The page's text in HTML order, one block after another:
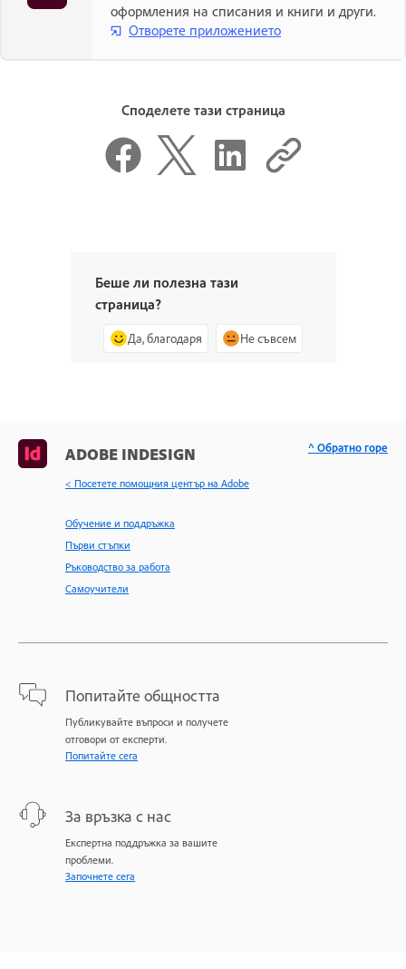
оформления на списания и книги и други.
Отворете приложението
Споделете тази страница
Беше ли полезна тази
страница?
Да, благодаря Не съвсем
ADOBE INDESIGN
< Посетете помощния център на Adobe
Обучение и поддръжка
Първи стъпки
Ръководство за работа
Самоучители
Попитайте общността
Публикувайте въпроси и получете
отговори от експерти.
Попитайте сега
За връзка с нас
Експертна поддръжка за вашите
проблеми.
Започнете сега
^ Обратно горе